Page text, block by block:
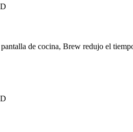
de cocina, Brew redujo el